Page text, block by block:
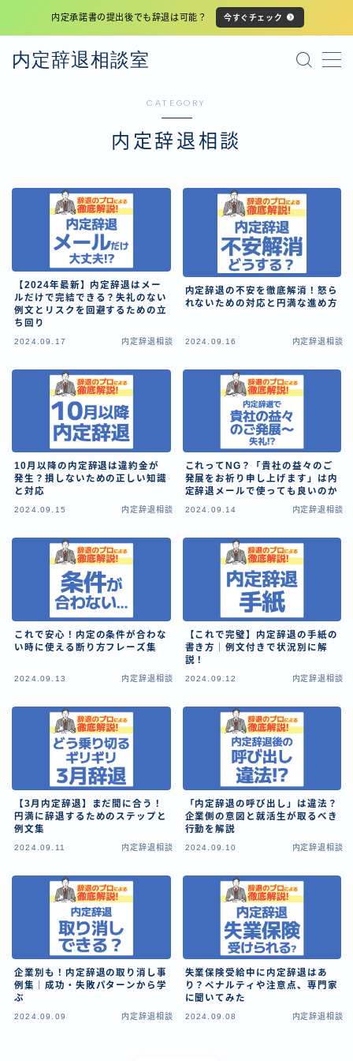
内定承諾書の提出後でも辞退は可能？ 今すぐチェック
内定辞退相談室
MENU
プライバシーポリシー
サイトマップ
CATEGORY
内定辞退相談
【2024年最新】内定辞退はメー
ルだけで完結できる？失礼のない
例文とリスクを回避するための立
ち回り
2024.09.17 内定辞退相談
内定辞退の不安を徹底解消！怒ら
れないための対応と円満な進め方
2024.09.16 内定辞退相談
10月以降の内定辞退は違約金が
発生？損しないための正しい知識
と対応
2024.09.15 内定辞退相談
これってNG？「貴社の益々のご
発展をお祈り申し上げます」は内
定辞退メールで使っても良いのか
2024.09.14 内定辞退相談
これで安心！内定の条件が合わな
い時に使える断り方フレーズ集
2024.09.13 内定辞退相談
【これで完璧】内定辞退の手紙の
書き方｜例文付きで状況別に解
説！
2024.09.12 内定辞退相談
【3月内定辞退】まだ間に合う！
円満に辞退するためのステップと
例文集
2024.09.11 内定辞退相談
「内定辞退の呼び出し」は違法？
企業側の意図と就活生が取るべき
行動を解説
2024.09.10 内定辞退相談
企業別も！内定辞退の取り消し事
例集｜成功・失敗パターンから学
ぶ
2024.09.09 内定辞退相談
失業保険受給中に内定辞退はあ
り？ペナルティや注意点、専門家
に聞いてみた
2024.09.08 内定辞退相談